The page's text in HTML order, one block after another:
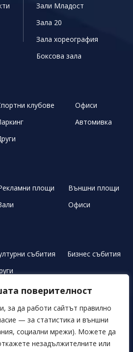
поверителност
за да работи сайтът правилно
— за статистика и външни
социални мрежи). Можете да
незадължителните или
Зали Младост
Зала 20
Зала хореография
Боксова зала
клубове
Офиси
Автомивка
площи
Външни площи
Офиси
събития
Бизнес събития
НОВИНИ ГАЛЕРИЯ
ОБЯВИ ПОРЪЧКИ
ДАННИ БИСКВИТКИ